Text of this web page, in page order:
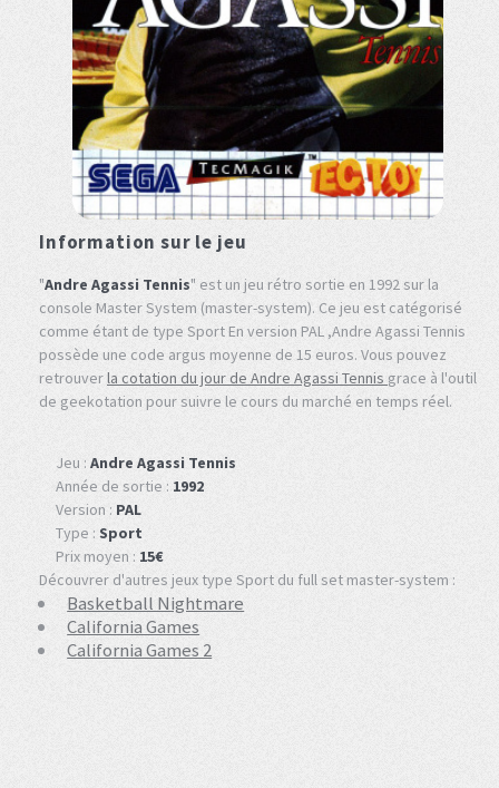
Information sur le jeu
"Andre Agassi Tennis" est un jeu rétro sortie en 1992 sur la
console Master System (master-system). Ce jeu est catégorisé
comme étant de type Sport En version PAL ,Andre Agassi Tennis
possède une code argus moyenne de 15 euros. Vous pouvez
retrouverla cotation du jour de Andre Agassi Tennis grace à l'outil
de geekotation pour suivre le cours du marché en temps réel.
Jeu : Andre Agassi Tennis
Année de sortie : 1992
Version : PAL
Type : Sport
Prix moyen : 15€
Découvrer d'autres jeux type Sport du full set master-system :
Basketball Nightmare
California Games
California Games 2